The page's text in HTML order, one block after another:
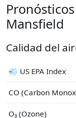
Mansfield
Calidad del
💨 US EPA Index
CO (Carbon
O₃ (Ozone)